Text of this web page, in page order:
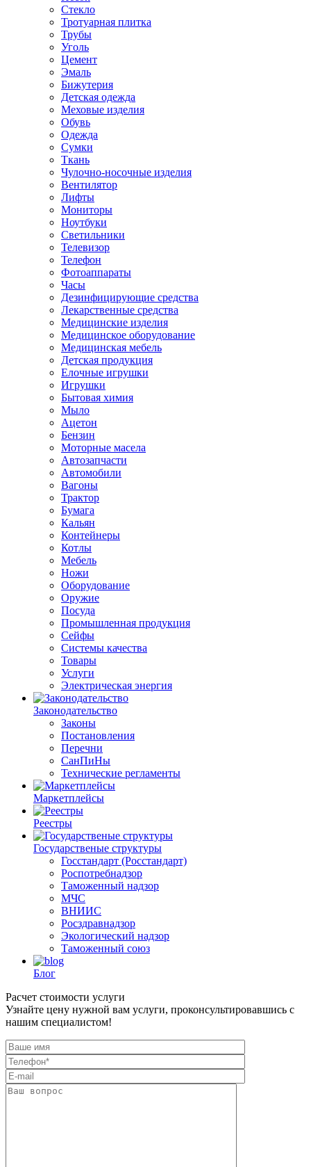
Стекло
Тротуарная плитка
Трубы
Уголь
Цемент
Эмаль
Бижутерия
Детская одежда
Меховые изделия
Обувь
Одежда
Сумки
Ткань
Чулочно-носочные изделия
Вентилятор
Лифты
Мониторы
Ноутбуки
Светильники
Телевизор
Телефон
Фотоаппараты
Часы
Дезинфицирующие средства
Лекарственные средства
Медицинские изделия
Медицинское оборудование
Медицинская мебель
Детская продукция
Елочные игрушки
Игрушки
Бытовая химия
Мыло
Ацетон
Бензин
Моторные масела
Автозапчасти
Автомобили
Вагоны
Трактор
Бумага
Кальян
Контейнеры
Котлы
Мебель
Ножи
Оборудование
Оружие
Посуда
Промышленная продукция
Сейфы
Системы качества
Товары
Услуги
Электрическая энергия
Законодательство
Законы
Постановления
Перечни
СанПиНы
Технические регламенты
Маркетплейсы
Реестры
Государственые структуры
Госстандарт (Росстандарт)
Роспотребнадзор
Таможенный надзор
МЧС
ВНИИС
Росздравнадзор
Экологический надзор
Таможенный союз
Блог
Расчет стоимости услуги
Узнайте цену нужной вам услуги, проконсультировавшись с
нашим специалистом!